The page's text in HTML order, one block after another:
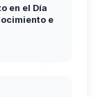
en el Día
e